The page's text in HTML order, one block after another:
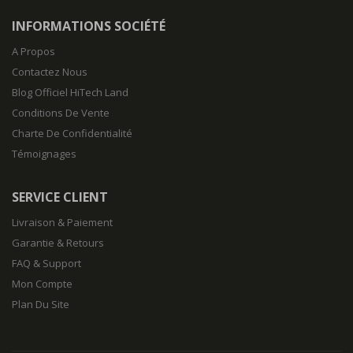
INFORMATIONS SOCIÉTÉ
A Propos
Contactez Nous
Blog Officiel HiTech Land
Conditions De Vente
Charte De Confidentialité
Témoignages
SERVICE CLIENT
Livraison & Paiement
Garantie & Retours
FAQ & Support
Mon Compte
Plan Du Site